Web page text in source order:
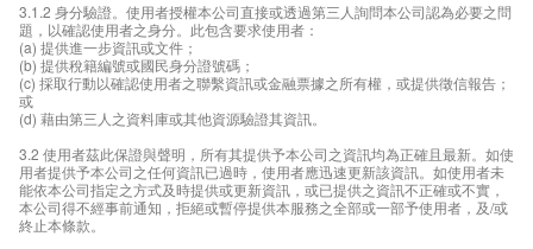
3.1.2 身分驗證。使用者授權本公司直接或透過第三人詢問本公司認為必要之問
題，以確認使用者之身分。此包含要求使用者：
(a) 提供進一步資訊或文件；
(b) 提供稅籍編號或國民身分證號碼；
(c) 採取行動以確認使用者之聯繫資訊或金融票據之所有權，或提供徵信報告；
或
(d) 藉由第三人之資料庫或其他資源驗證其資訊。
3.2 使用者茲此保證與聲明，所有其提供予本公司之資訊均為正確且最新。如使
用者提供予本公司之任何資訊已過時，使用者應迅速更新該資訊。如使用者未
能依本公司指定之方式及時提供或更新資訊，或已提供之資訊不正確或不實，
本公司得不經事前通知，拒絕或暫停提供本服務之全部或一部予使用者，及/或
終止本條款。